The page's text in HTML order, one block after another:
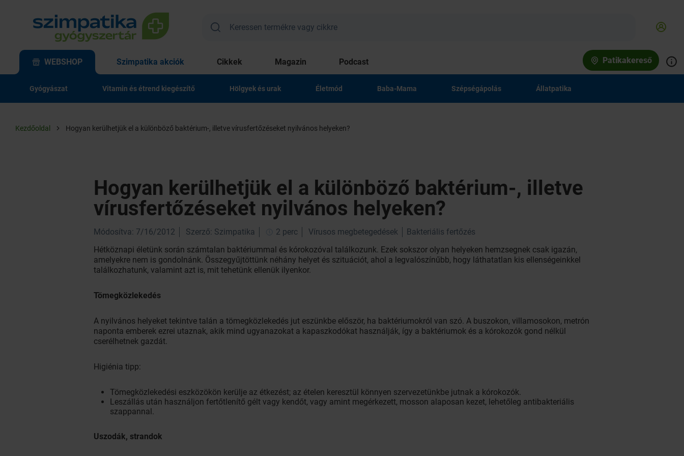
WEBSHOP Szimpatika akciók Cikkek Magazin Podcast Patikakereső
Gyógyászat Vitamin és étrend kiegészítő Hölgyek és urak Életmód Baba-Mama Szépségápolás Állatpatika
Kezdőoldal Hogyan kerülhetjük el a különböző baktérium-, illetve vírusfertőzéseket nyilvános helyeken?
Hogyan kerülhetjük el a különböző baktérium-, illetve
vírusfertőzéseket nyilvános helyeken?
Módosítva: 7/16/2012 Szerző: Szimpatika 2 perc Vírusos megbetegedések
Bakteriális fertőzés
Hétköznapi életünk során számtalan baktériummal és kórokozóval találkozunk. Ezek sokszor olyan helyeken hemzsegnek csak igazán,
amelyekre nem is gondolnánk. Összegyűjtöttünk néhány helyet és szituációt, ahol a legvalószínűbb, hogy láthatatlan kis ellenségeinkkel
találkozhatunk, valamint azt is, mit tehetünk ellenük ilyenkor.
Tömegközlekedés
A nyilvános helyeket tekintve talán a tömegközlekedés jut eszünkbe először, ha baktériumokról van szó. A buszokon, villamosokon, metrón
naponta emberek ezrei utaznak, akik mind ugyanazokat a kapaszkodókat használják, így a baktériumok és a kórokozók gond nélkül
cserélhetnek gazdát.
Higiénia tipp:
Tömegközlekedési eszközökön kerülje az étkezést; az ételen keresztül könnyen szervezetünkbe jutnak a kórokozók.
Leszállás után használjon fertőtlenítő gélt vagy kendőt, vagy amint megérkezett, mosson alaposan kezet, lehetőleg antibakteriális
szappannal.
Uszodák, strandok